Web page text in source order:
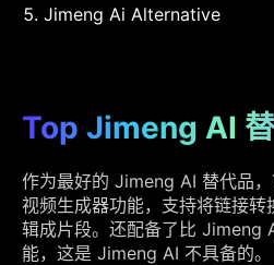
Jimeng Ai Alternative
Top Jimeng AI
作为最好的 Jimeng AI 替代品
视频生成器功能，支持将链接
辑成片段。还配备了比 Jimeng
能，这是 Jimeng AI 不具备的。